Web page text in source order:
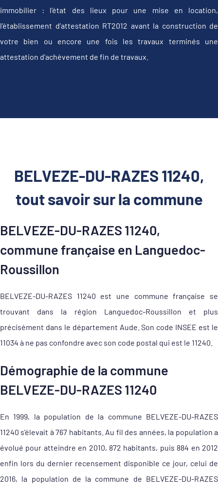
immobilier : l'état des lieux pour une mise en location,
l'établissement d’attestation RT2012 avant la construction de
votre bien ou encore une fois les travaux terminés une
attestation d'achèvement de fin de travaux.
BELVEZE-DU-RAZES 11240,
tout savoir sur la commune
BELVEZE-DU-RAZES 11240,
commune française en Languedoc-
Roussillon
BELVEZE-DU-RAZES 11240 est une commune française se
trouvant dans la région Languedoc-Roussillon et plus
précisément dans le département Aude. Son code INSEE est le
11034 à ne pas confondre avec son code postal qui est le 11240.
Démographie de la commune
BELVEZE-DU-RAZES 11240
En 1999, la population de la commune BELVEZE-DU-RAZES
11240 s'élevait à 767 habitants. Au fil des années, la population a
évolué pour atteindre en 2010, 872 habitants, puis 884 en 2012
enfin lors du dernier recensement disponible ce jour, celui de
2016, la population de la commune de BELVEZE-DU-RAZES